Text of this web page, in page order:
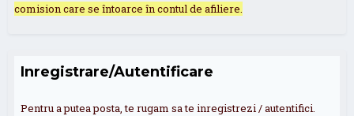
comision care se întoarce în contul de afiliere.
Inregistrare/Autentificare
Pentru a putea posta, te rugam sa te inregistrezi / autentifici.